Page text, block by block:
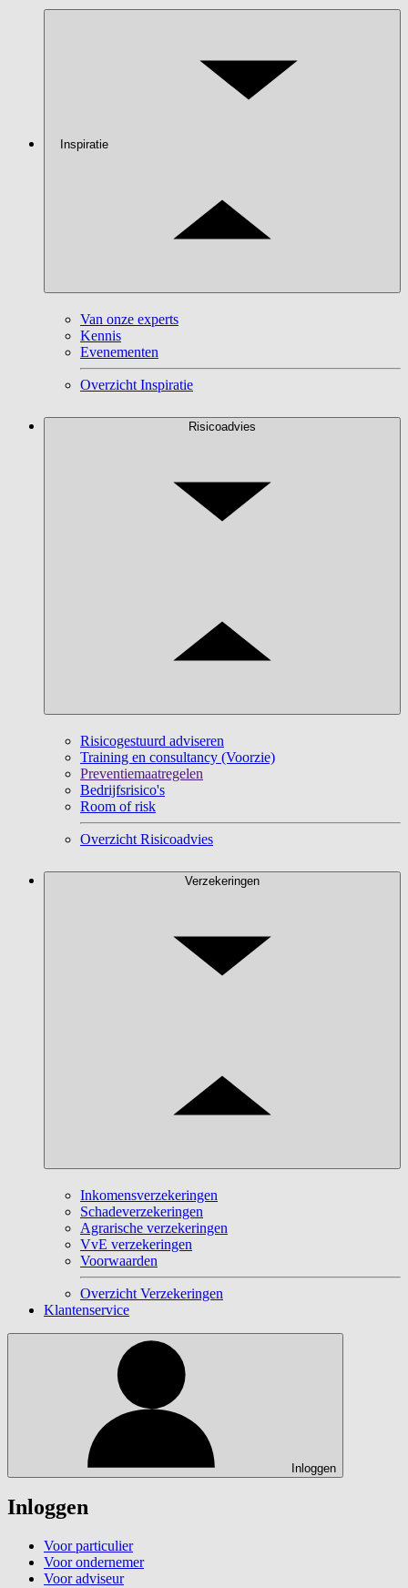
Inspiratie
Van onze experts
Kennis
Evenementen
Overzicht Inspiratie
Risicoadvies
Risicogestuurd adviseren
Training en consultancy (Voorzie)
Preventiemaatregelen
Bedrijfsrisico's
Room of risk
Overzicht Risicoadvies
Verzekeringen
Inkomensverzekeringen
Schadeverzekeringen
Agrarische verzekeringen
VvE verzekeringen
Voorwaarden
Overzicht Verzekeringen
Klantenservice
Inloggen
Inloggen
Voor particulier
Voor ondernemer
Voor adviseur